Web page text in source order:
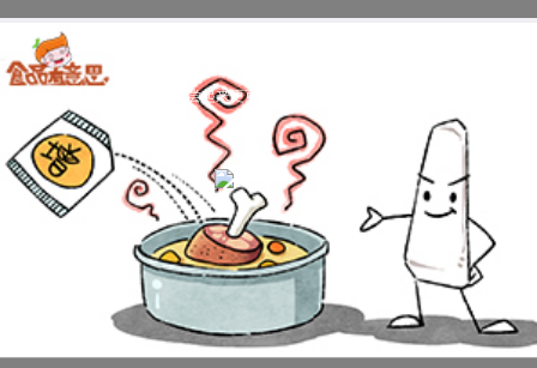
食品添加剂科普视频：让食品尝起来更可口的增味剂，你了解吗？